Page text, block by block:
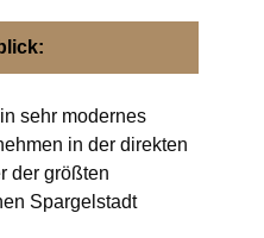
sehr modernes
in der direkten
der größten
Spargelstadt